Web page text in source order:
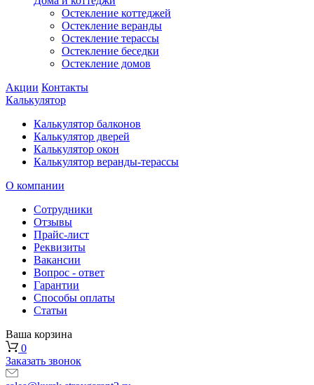
Остекление коттеджей
Остекление веранды
Остекление терассы
Остекление беседки
Остекление домов
Акции Контакты
Калькулятор
Калькулятор балконов
Калькулятор дверей
Калькулятор окон
Калькулятор веранды-терассы
О компании
Сотрудники
Отзывы
Прайс-лист
Реквизиты
Вакансии
Вопрос - ответ
Гарантии
Способы оплаты
Статьи
Ваша корзина
0
Заказать звонок